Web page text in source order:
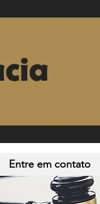
Entre em contato